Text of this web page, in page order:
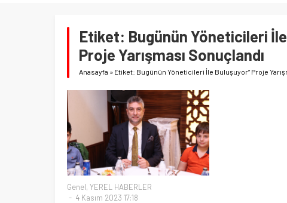
Etiket: Bugünün Yöneticileri
Proje Yarışması Sonuçlandı
Anasayfa » Etiket: Bugünün Yöneticileri İle Buluşuyor” Proje
Genel, YEREL HABERLER
4 Kasım 2023 17:18